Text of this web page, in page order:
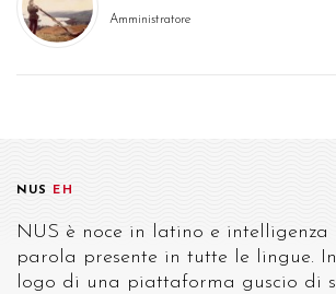
Amministratore
NUS EH
NUS è noce in latino e intelligenza
parola presente in tutte le lingue.
logo di una piattaforma guscio di